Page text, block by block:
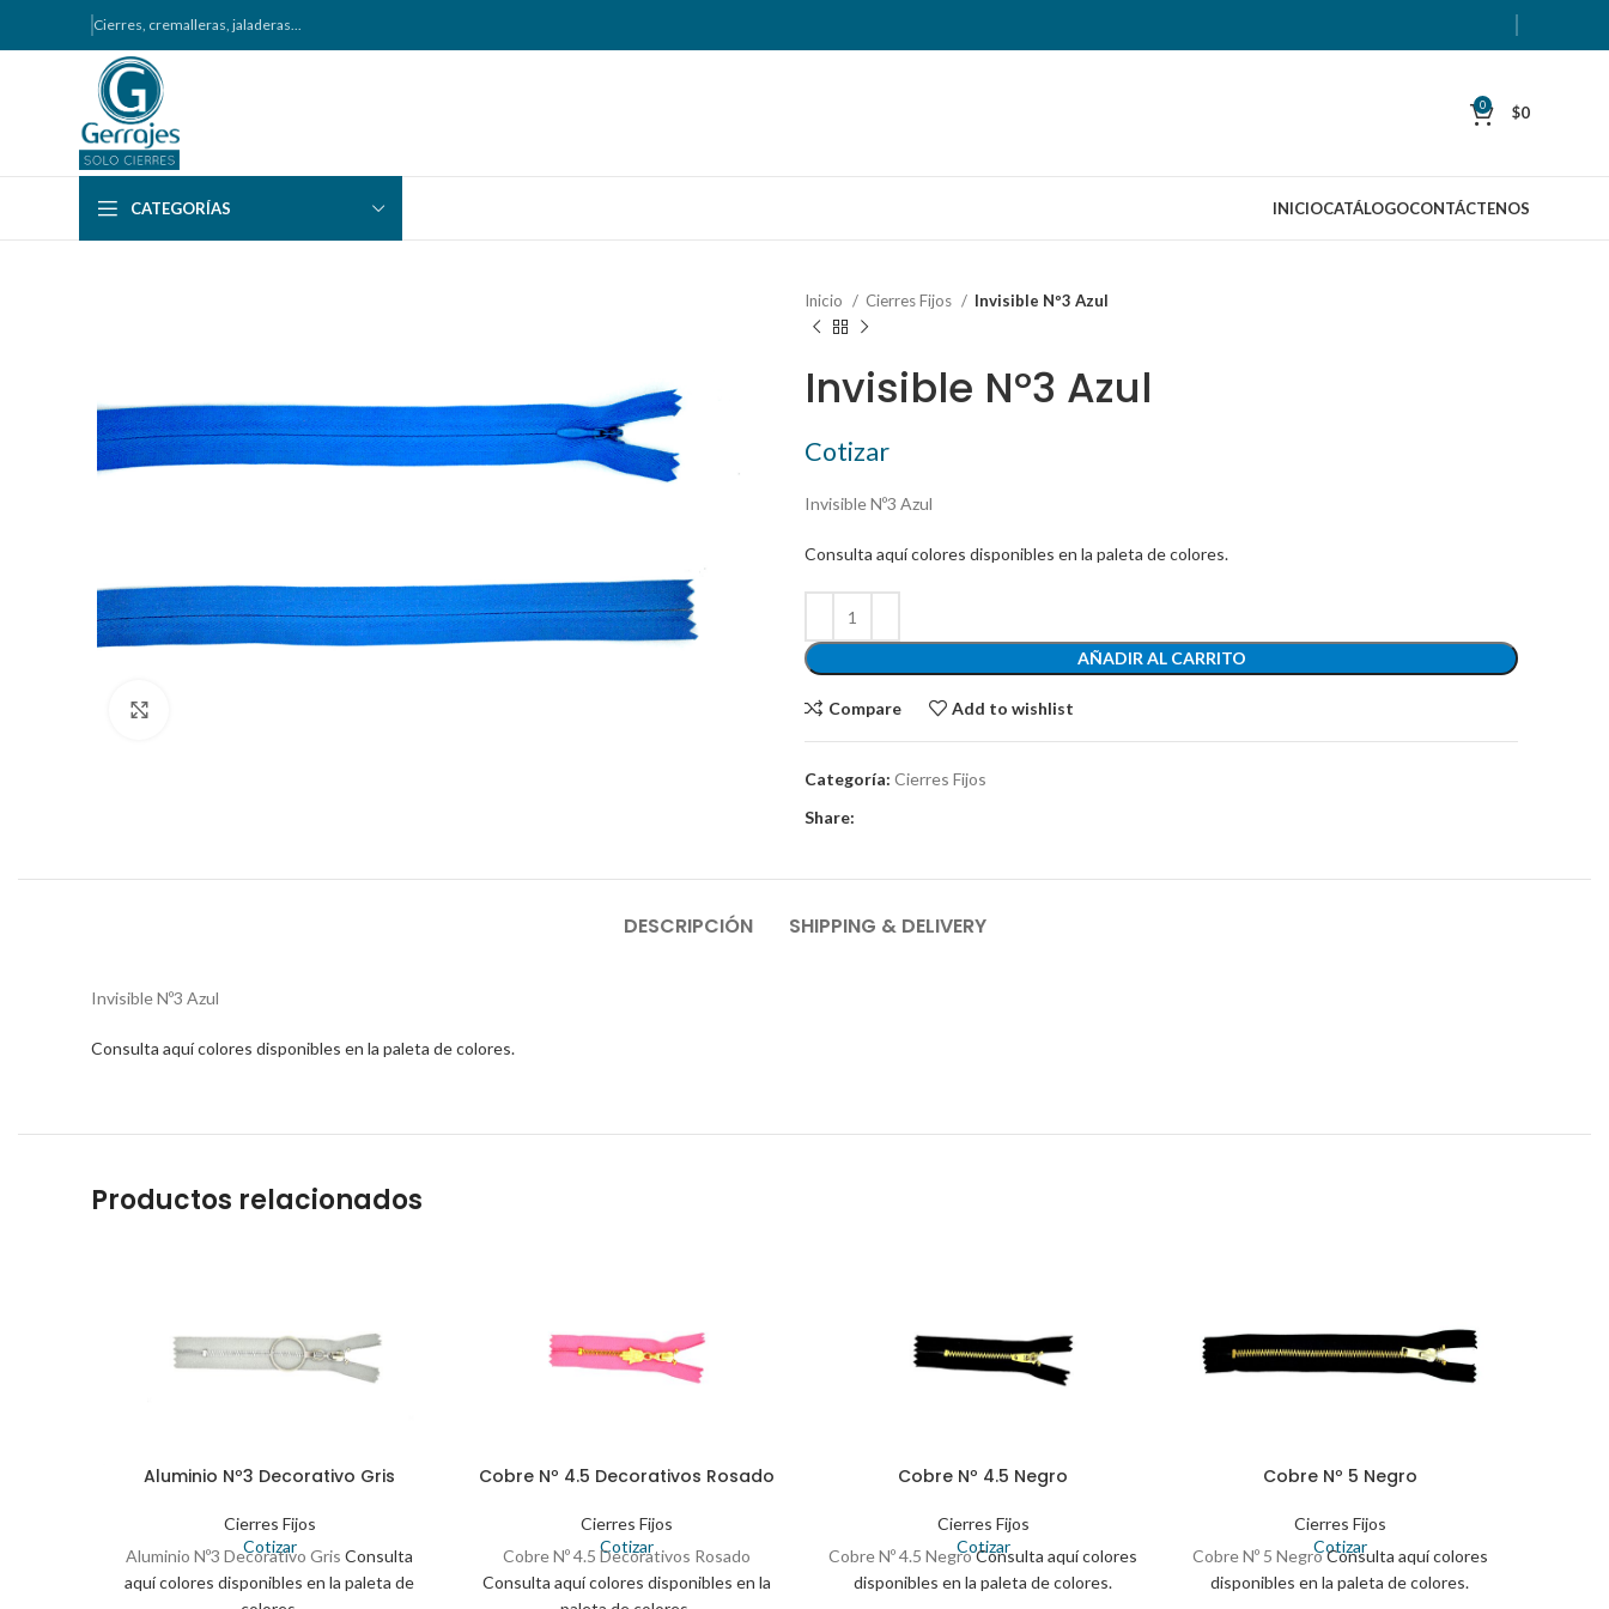
Cierres, cremalleras, jaladeras...
0 $0
CATEGORÍAS INICIOCATÁLOGOCONTÁCTENOS
Inicio Cierres Fijos Invisible Nº3 Azul
Invisible Nº3 Azul
Cotizar
Invisible Nº3 Azul
Consulta aquí colores disponibles en la paleta de colores.
AÑADIR AL CARRITO
Compare Add to wishlist
Categoría: Cierres Fijos
Share:
DESCRIPCIÓN SHIPPING & DELIVERY
Invisible Nº3 Azul
Consulta aquí colores disponibles en la paleta de colores.
Productos relacionados
Aluminio Nº3 Decorativo Gris
Cierres Fijos
Cotizar
Aluminio Nº3 Decorativo Gris Consulta
aquí colores disponibles en la paleta de
Cobre Nº 4.5 Decorativos Rosado
Cierres Fijos
Cotizar
Cobre Nº 4.5 Decorativos Rosado
Consulta aquí colores disponibles en la
Cobre Nº 4.5 Negro
Cierres Fijos
Cotizar
Cobre Nº 4.5 NegroConsulta aquí colores
disponibles en la paleta de colores.
Cobre Nº 5 Negro
Cierres Fijos
Cotizar
Cobre Nº 5 NegroConsulta aquí colores
disponibles en la paleta de colores.